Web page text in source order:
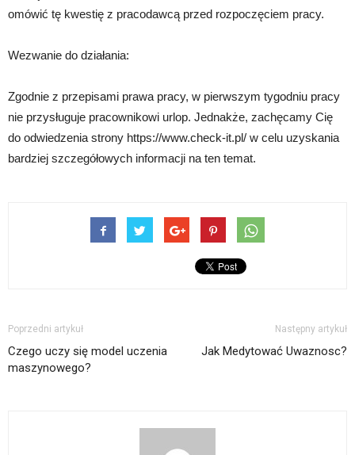
omówić tę kwestię z pracodawcą przed rozpoczęciem pracy.
Wezwanie do działania:
Zgodnie z przepisami prawa pracy, w pierwszym tygodniu pracy
nie przysługuje pracownikowi urlop. Jednakże, zachęcamy Cię
do odwiedzenia strony https://www.check-it.pl/ w celu uzyskania
bardziej szczegółowych informacji na ten temat.
Poprzedni artykuł
Czego uczy się model uczenia
maszynowego?
Następny artykuł
Jak Medytować Uwaznosc?